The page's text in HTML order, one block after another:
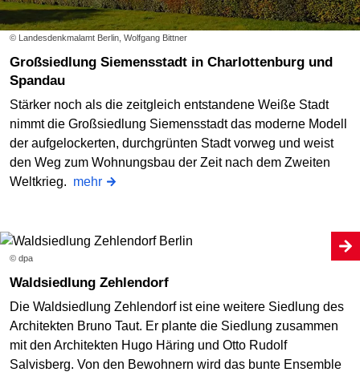
© Landesdenkmalamt Berlin, Wolfgang Bittner
Großsiedlung Siemensstadt in Charlottenburg und
Spandau
Stärker noch als die zeitgleich entstandene Weiße Stadt
nimmt die Großsiedlung Siemensstadt das moderne Modell
der aufgelockerten, durchgrünten Stadt vorweg und weist
den Weg zum Wohnungsbau der Zeit nach dem Zweiten
Weltkrieg. mehr
© dpa
Waldsiedlung Zehlendorf
Die Waldsiedlung Zehlendorf ist eine weitere Siedlung des
Architekten Bruno Taut. Er plante die Siedlung zusammen
mit den Architekten Hugo Häring und Otto Rudolf
Salvisberg. Von den Bewohnern wird das bunte Ensemble